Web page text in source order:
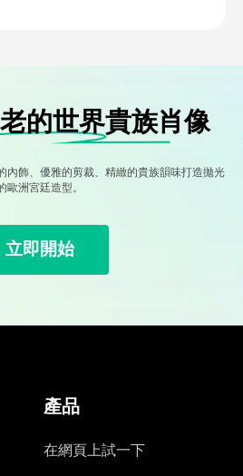
的世界貴族肖像
內飾、優雅的剪裁、精緻的貴族韻味打造拋光
歐洲宮廷造型。
立即開始
產品
在網頁上試一下